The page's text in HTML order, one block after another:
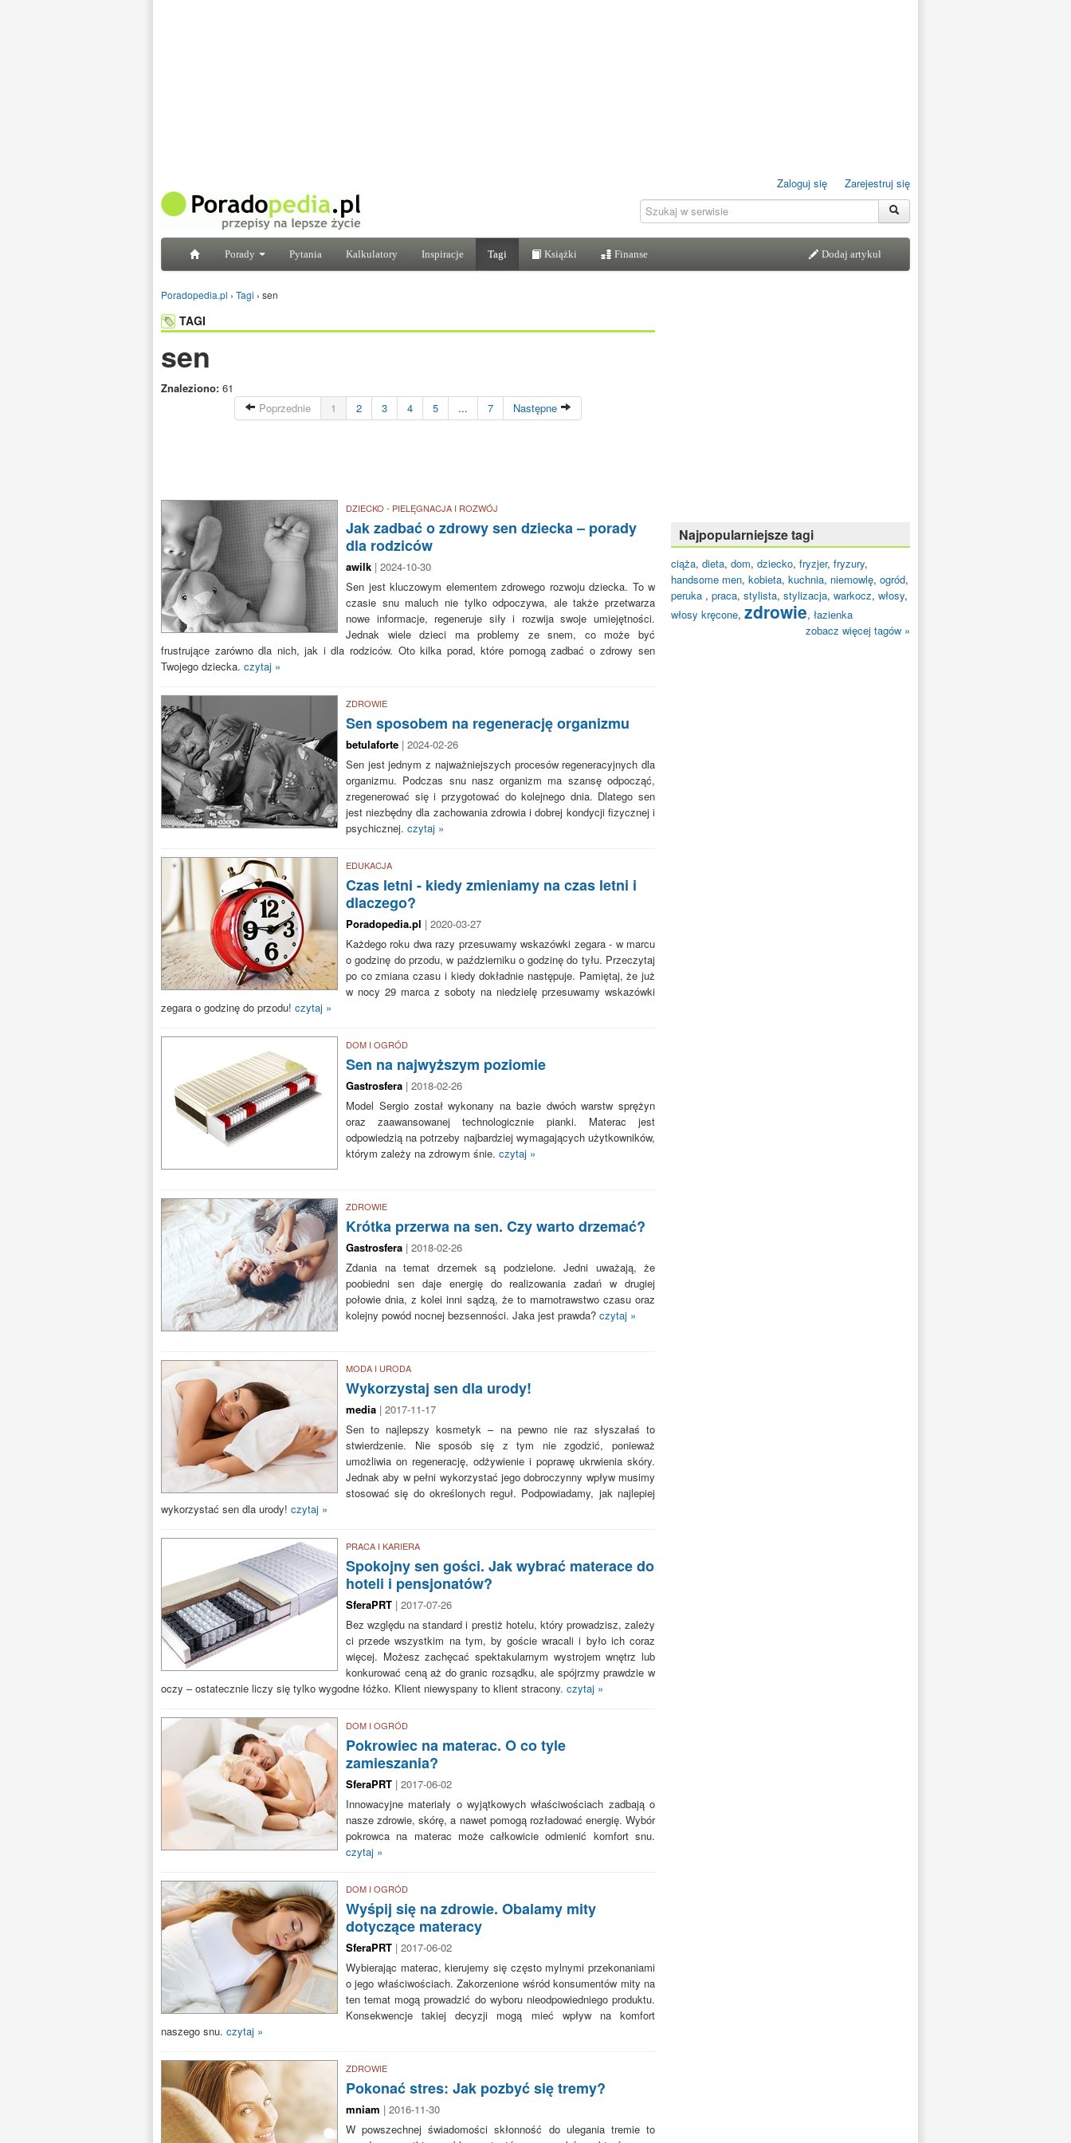
Zaloguj się Zarejestruj się
Porady Pytania Kalkulatory Inspiracje Tagi Książki Finanse Dodaj artykuł
Poradopedia.pl › Tagi › sen
TAGI
sen
Znaleziono: 61
Poprzednie
1 2 3 4 5 ... 7 Następne
DZIECKO - PIELĘGNACJA I ROZWÓJ
Jak zadbać o zdrowy sen dziecka – porady
dla rodziców
awilk | 2024-10-30
Sen jest kluczowym elementem zdrowego rozwoju dziecka. To w
czasie snu maluch nie tylko odpoczywa, ale także przetwarza
nowe informacje, regeneruje siły i rozwija swoje umiejętności.
Jednak wiele dzieci ma problemy ze snem, co może być
frustrujące zarówno dla nich, jak i dla rodziców. Oto kilka porad, które pomogą zadbać o zdrowy sen
Twojego dziecka. czytaj »
ZDROWIE
Sen sposobem na regenerację organizmu
betulaforte | 2024-02-26
Sen jest jednym z najważniejszych procesów regeneracyjnych dla
organizmu. Podczas snu nasz organizm ma szansę odpocząć,
zregenerować się i przygotować do kolejnego dnia. Dlatego sen
jest niezbędny dla zachowania zdrowia i dobrej kondycji fizycznej i
psychicznej. czytaj »
EDUKACJA
Czas letni - kiedy zmieniamy na czas letni i
dlaczego?
Poradopedia.pl | 2020-03-27
Każdego roku dwa razy przesuwamy wskazówki zegara - w marcu
o godzinę do przodu, w październiku o godzinę do tyłu. Przeczytaj
po co zmiana czasu i kiedy dokładnie następuje. Pamiętaj, że już
w nocy 29 marca z soboty na niedzielę przesuwamy wskazówki
zegara o godzinę do przodu! czytaj »
DOM I OGRÓD
Sen na najwyższym poziomie
Gastrosfera | 2018-02-26
Model Sergio został wykonany na bazie dwóch warstw sprężyn
oraz zaawansowanej technologicznie pianki. Materac jest
odpowiedzią na potrzeby najbardziej wymagających użytkowników,
którym zależy na zdrowym śnie. czytaj »
ZDROWIE
Krótka przerwa na sen. Czy warto drzemać?
Gastrosfera | 2018-02-26
Zdania na temat drzemek są podzielone. Jedni uważają, że
poobiedni sen daje energię do realizowania zadań w drugiej
połowie dnia, z kolei inni sądzą, że to marnotrawstwo czasu oraz
kolejny powód nocnej bezsenności. Jaka jest prawda? czytaj »
MODA I URODA
Wykorzystaj sen dla urody!
media | 2017-11-17
Sen to najlepszy kosmetyk – na pewno nie raz słyszałaś to
stwierdzenie. Nie sposób się z tym nie zgodzić, ponieważ
umożliwia on regenerację, odżywienie i poprawę ukrwienia skóry.
Jednak aby w pełni wykorzystać jego dobroczynny wpływ musimy
stosować się do określonych reguł. Podpowiadamy, jak najlepiej
wykorzystać sen dla urody! czytaj »
PRACA I KARIERA
Spokojny sen gości. Jak wybrać materace do
hoteli i pensjonatów?
SferaPRT | 2017-07-26
Bez względu na standard i prestiż hotelu, który prowadzisz, zależy
ci przede wszystkim na tym, by goście wracali i było ich coraz
więcej. Możesz zachęcać spektakularnym wystrojem wnętrz lub
konkurować ceną aż do granic rozsądku, ale spójrzmy prawdzie w
oczy – ostatecznie liczy się tylko wygodne łóżko. Klient niewyspany to klient stracony. czytaj »
DOM I OGRÓD
Pokrowiec na materac. O co tyle
zamieszania?
SferaPRT | 2017-06-02
Innowacyjne materiały o wyjątkowych właściwościach zadbają o
nasze zdrowie, skórę, a nawet pomogą rozładować energię. Wybór
pokrowca na materac może całkowicie odmienić komfort snu.
czytaj »
DOM I OGRÓD
Wyśpij się na zdrowie. Obalamy mity
dotyczące materacy
SferaPRT | 2017-06-02
Wybierając materac, kierujemy się często mylnymi przekonaniami
o jego właściwościach. Zakorzenione wśród konsumentów mity na
ten temat mogą prowadzić do wyboru nieodpowiedniego produktu.
Konsekwencje takiej decyzji mogą mieć wpływ na komfort
naszego snu. czytaj »
ZDROWIE
Pokonać stres: Jak pozbyć się tremy?
mniam | 2016-11-30
W powszechnej świadomości skłonność do ulegania tremie to
Najpopularniejsze tagi
ciąża, dieta, dom, dziecko, fryzjer, fryzury,
handsome men, kobieta, kuchnia, niemowlę, ogród,
peruka , praca, stylista, stylizacja, warkocz, włosy,
włosy kręcone, zdrowie, łazienka
zobacz więcej tagów »